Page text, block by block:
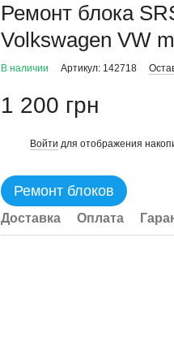
Ремонт блока
Volkswagen VW
В наличии Артикул: 142718
1 200 грн
Войти для отображения
Ремонт блоков
Доставка Оплата